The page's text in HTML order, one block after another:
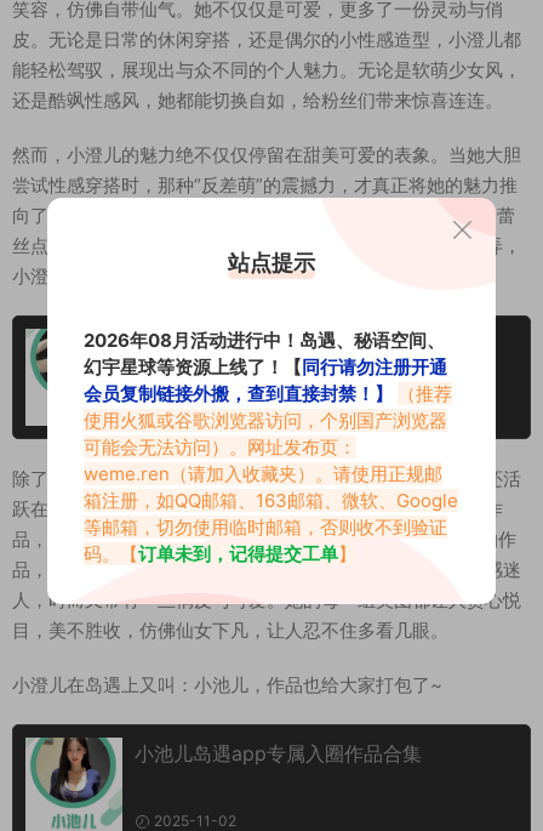
笑容，仿佛自带仙气。她不仅仅是可爱，更多了一份灵动与俏
皮。无论是日常的休闲穿搭，还是偶尔的小性感造型，小澄儿都
能轻松驾驭，展现出与众不同的个人魅力。无论是软萌少女风，
还是酷飒性感风，她都能切换自如，给粉丝们带来惊喜连连。
然而，小澄儿的魅力绝不仅仅停留在甜美可爱的表象。当她大胆
尝试性感穿搭时，那种“反差萌”的震撼力，才真正将她的魅力推
向了新的高度。一袭紧身裙，一个深V领口，或是若隐若现的蕾
丝点缀，都能在她身上焕发出别样的风情。不同于刻意的卖弄，
小澄儿的性感是一种自然流露的自信与美丽。
小澄儿趣岛app圈子系列作品合集
2025-11-02
除了在抖音上持续分享高颜值美照和有趣的短视频，小澄儿还活
跃在趣岛APP等平台。无论是静态的美图，还是动态的视频作
品，她都用心诠释每一个造型和瞬间。特别是在趣岛app上的作
品，更是展现了她各种反差的美——时而温柔可人，时而性感迷
人，时而又带有一丝俏皮与可爱。她的每一组美图都让人赏心悦
目，美不胜收，仿佛仙女下凡，让人忍不住多看几眼。
小澄儿在岛遇上又叫：小池儿，作品也给大家打包了~
小池儿岛遇app专属入圈作品合集
2025-11-02
站点提示
2026年08月活动进行中！岛遇、秘语空间、
幻宇星球等资源上线了！【同行请勿注册开通
会员复制链接外搬，查到直接封禁！】
（推荐
使用火狐或谷歌浏览器访问，个别国产浏览器
可能会无法访问）。网址发布页：
weme.ren （请加入收藏夹）。请使用正规邮
箱注册，如QQ邮箱、163邮箱、微软、Google
等邮箱，切勿使用临时邮箱，否则收不到验证
码。【订单未到，记得提交工单】